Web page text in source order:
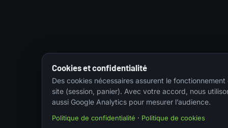
Cookies et confidentialité
Des cookies nécessaires assurent le fonctionnement
site (session, panier). Avec votre accord, nous
aussi Google Analytics pour mesurer l’audience.
Politique de confidentialité · Politique de cookies